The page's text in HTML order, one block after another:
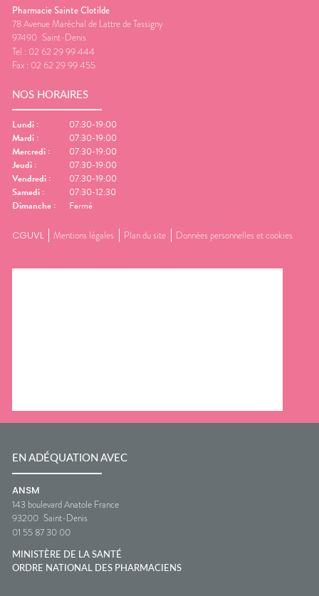
Pharmacie Sainte Clotilde
78 Avenue Maréchal de Lattre de Tassigny
97490 Saint-Denis
Tel : 02 62 29 99 444
Fax : 02 62 29 99 455
NOS HORAIRES
Lundi :
07:30-19:00
Mardi :
07:30-19:00
Mercredi :
07:30-19:00
Jeudi :
07:30-19:00
Vendredi :
07:30-19:00
Samedi :
07:30-12:30
Dimanche : Fermé
CGUVL Mentions légales Plan du site Données personnelles et cookies
EN ADÉQUATION AVEC
ANSM
143 boulevard Anatole France
93200 Saint-Denis
01 55 87 30 00
MINISTÈRE DE LA SANTÉ
ORDRE NATIONAL DES PHARMACIENS